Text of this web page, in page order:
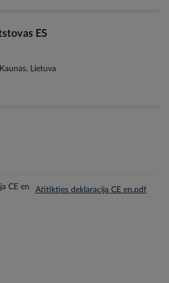
ES
Lietuva
Atitikties deklaracija CE en.pdf